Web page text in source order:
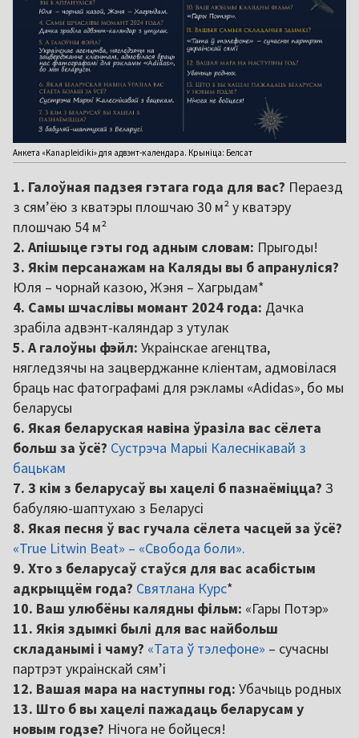
Анкета «Kanapleidiki» для адвэнт-календара. Крыніца: Белсат
1. Галоўная падзея гэтага года для вас? Пераезд
з сям’ёю з кватэры плошчаю 30 м² у кватэру
плошчаю 54 м²
2. Апішыце гэты год адным словам: Прыгоды!
3. Якім персанажам на Каляды вы б апрануліся?
Юля – чорнай казою, Жэня – Хагрыдам*
4. Самы шчаслівы момант 2024 года: Дачка
зрабіла адвэнт-каляндар з утулак
5. А галоўны фэйл: Украінскае агенцтва,
нягледзячы на зацверджанне кліентам, адмовілася
браць нас фатографамі для рэкламы «Adidas», бо мы
беларусы
6. Якая беларуская навіна ўразіла вас сёлета
больш за ўсё? Сустрэча Марыі Калеснікавай з
бацькам
7. З кім з беларусаў вы хацелі б пазнаёміцца? З
бабуляю-шаптухаю з Беларусі
8. Якая песня ў вас гучала сёлета часцей за ўсё?
«True Litwin Beat» – «Свобода боли».
9. Хто з беларусаў стаўся для вас асабістым
адкрыццём года? Святлана Курс*
10. Ваш улюбёны калядны фільм: «Гары Потэр»
11. Якія здымкі былі для вас найбольш
складанымі і чаму? «Тата ў тэлефоне» – сучасны
партрэт украінскай сям’і
12. Вашая мара на наступны год: Убачыць родных
13. Што б вы хацелі пажадаць беларусам у
новым годзе? Нічога не бойцеся!